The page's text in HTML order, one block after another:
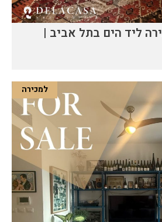
ליד הים בתל אביב |
למכירה